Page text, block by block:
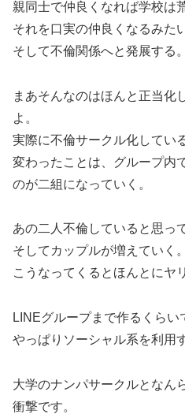
親同士で仲良くなれば学校は
それを口実の仲良くなるみた
そして不倫関係へと発展する。
まあそんなのはほんと正当化
よ。
実際に不倫サークル化してい
変わったことは、グループ内
のが二組になっていく。
あの二人不倫していると思っ
そしてカップルが増えていく。
こうなってくるとほんとにヤ
LINEグループまで作るくらい
やっぱりソーシャル系を利用
大学のナンパサークルとなん
衝撃です。